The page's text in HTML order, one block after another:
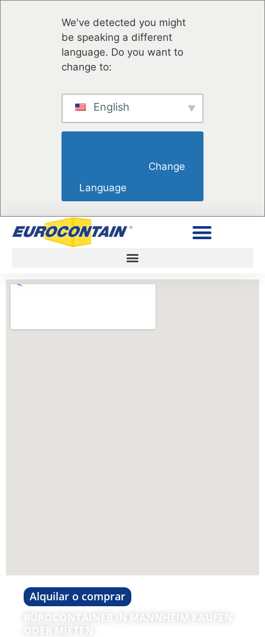
We've detected you might
be speaking a different
language. Do you want to
change to:
English
Language
Alquilar o comprar
BÜROCONTAINER IN MANNHEIM KAUFEN
ODER MIETEN